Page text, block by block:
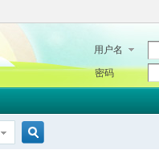
用户名
密码